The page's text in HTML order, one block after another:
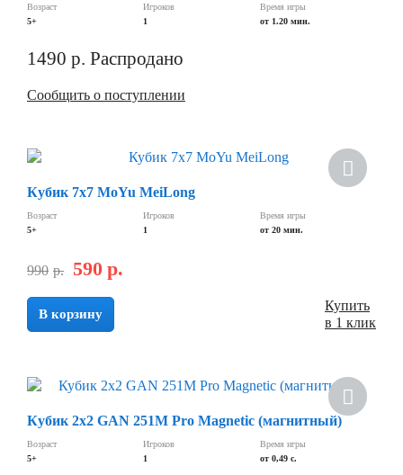
Возраст
5+
Игроков
1
Время игры
от 1.20 мин.
1490 р. Распродано
Сообщить о поступлении
Кубик 7х7 MoYu MeiLong
Возраст
5+
Игроков
1
Время игры
от 20 мин.
990 р. 590 р.
В корзину
Купить
в 1 клик
Кубик 2х2 GAN 251M Pro Magnetic (магнитный)
Возраст
5+
Игроков
1
Время игры
от 0,49 c.